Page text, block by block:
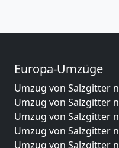
Europa-Umzüge
Umzug von Salzgitter
Umzug von Salzgitter
Umzug von Salzgitter
Umzug von Salzgitter
Umzug von Salzgitter